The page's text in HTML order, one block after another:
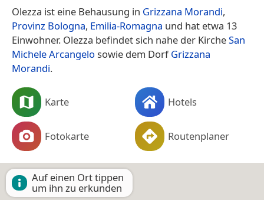
Olezza ist eine Behausung in Grizzana Morandi,
Provinz Bologna, Emilia-Romagna und hat etwa 13
Einwohner. Olezza befindet sich nahe der KircheSan
Michele Arcangelo sowie dem DorfGrizzana
Morandi.
Karte Hotels
Fotokarte Routenplaner
Auf einen Ort tippen
um ihn zu erkunden